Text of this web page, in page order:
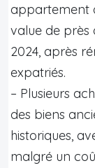
appartement
value de près
2024, après
expatriés.
– Plusieurs
des biens
historiques,
malgré un